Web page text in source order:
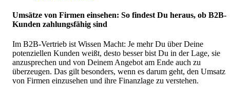
Umsätze von Firmen einsehen: So findest Du heraus, ob B2B-
Kunden zahlungsfähig sind
Im B2B-Vertrieb ist Wissen Macht: Je mehr Du über Deine
potenziellen Kunden weißt, desto besser bist Du in der Lage, sie
anzusprechen und von Deinem Angebot am Ende auch zu
überzeugen. Das gilt besonders, wenn es darum geht, den Umsatz
von Firmen einzusehen und ihre Finanzlage zu verstehen.